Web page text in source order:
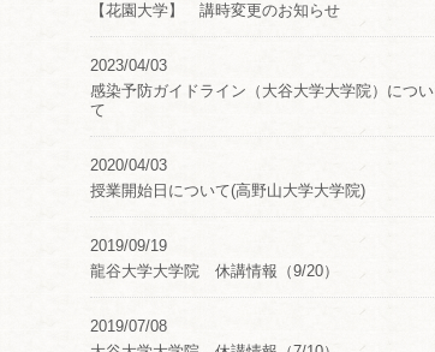
【花園大学】 講時変更のお知らせ
2023/04/03
感染予防ガイドライン（大谷大学大学院）につい
て
2020/04/03
授業開始日について(高野山大学大学院)
2019/09/19
龍谷大学大学院 休講情報（9/20）
2019/07/08